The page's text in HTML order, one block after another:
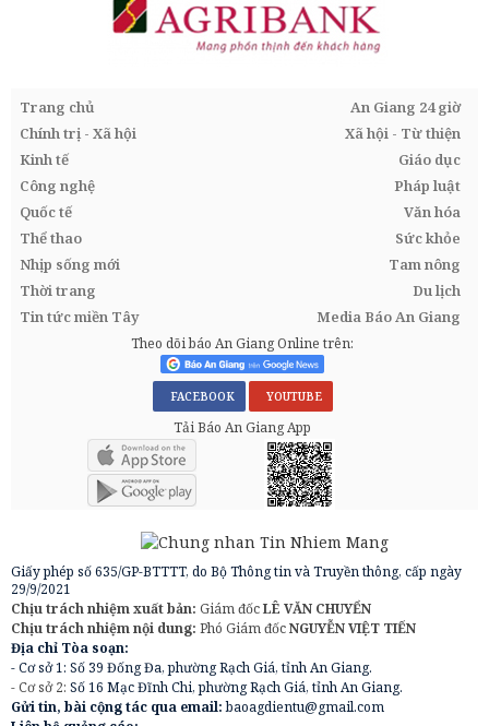
Trang chủ
An Giang 24 giờ
Chính trị - Xã hội
Xã hội - Từ thiện
Kinh tế
Giáo dục
Công nghệ
Pháp luật
Quốc tế
Văn hóa
Thể thao
Sức khỏe
Nhịp sống mới
Tam nông
Thời trang
Du lịch
Tin tức miền Tây
Media Báo An Giang
Theo dõi báo An Giang Online trên:
FACEBOOK YOUTUBE
Tải Báo An Giang App
Giấy phép số 635/GP-BTTTT, do Bộ Thông tin và Truyền thông, cấp ngày
29/9/2021
Chịu trách nhiệm xuất bản: Giám đốcLÊ VĂN CHUYỂN
Chịu trách nhiệm nội dung: Phó Giám đốcNGUYỄN VIỆT TIẾN
Địa chỉ Tòa soạn:
- Cơ sở 1: Số 39 Đống Đa, phường Rạch Giá, tỉnh An Giang.
- Cơ sở 2: Số 16 Mạc Đĩnh Chi, phường Rạch Giá, tỉnh An Giang.
Gửi tin, bài cộng tác qua email:baoagdientu@gmail.com